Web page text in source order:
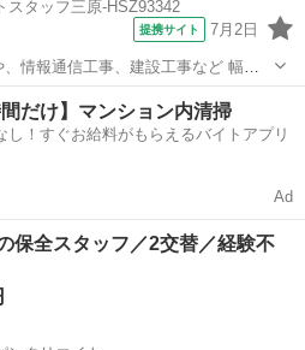
スタッフ三原-HSZ93342
提携サイト 7月2日
業さまで 施工管理のお仕事です! ≪
を確認する (2)予定の現場へ移動す
の他
間だけ】マンション内清掃
し！すぐお給料がもらえるバイトアプリ
Ad
保全スタッフ／2交替／経験不